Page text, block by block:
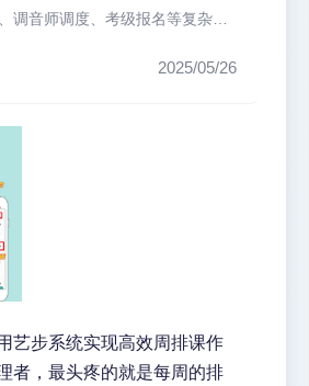
调音师调度、考级报名等复杂业
2025/05/26
艺步系统实现高效周排课作
者，最头疼的就是每周的排